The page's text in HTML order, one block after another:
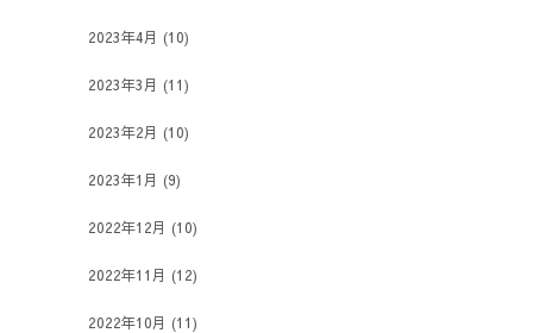
2023年4月 (10)
2023年3月 (11)
2023年2月 (10)
2023年1月 (9)
2022年12月 (10)
2022年11月 (12)
2022年10月 (11)